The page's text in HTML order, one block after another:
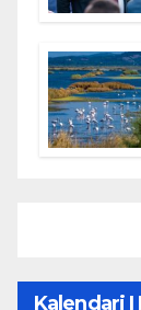
Kalendari